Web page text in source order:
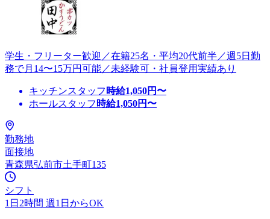
学生・フリーター歓迎／在籍25名・平均20代前半／週5日勤
務で月14〜15万円可能／未経験可・社員登用実績あり
キッチンスタッフ 時給1,050円〜
ホールスタッフ 時給1,050円〜
勤務地
面接地
青森県弘前市土手町135
シフト
1日2時間 週1日からOK